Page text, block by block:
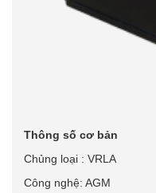
Thông số cơ bản
Chủng loại : VRLA
Công nghệ: AGM